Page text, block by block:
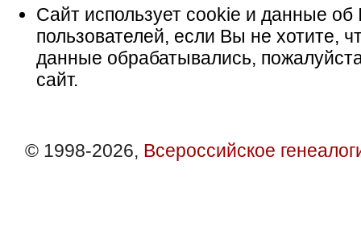
Сайт использует cookie и данные об
пользователей, если Вы не хотите,
данные обрабатывались,
сайт.
© 1998-2026, Всероссийское